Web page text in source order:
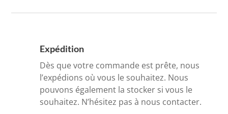
Expédition
Dès que votre commande est prête, nous
l’expédions où vous le souhaitez. Nous
pouvons également la stocker si vous le
souhaitez. N’hésitez pas à nous contacter.